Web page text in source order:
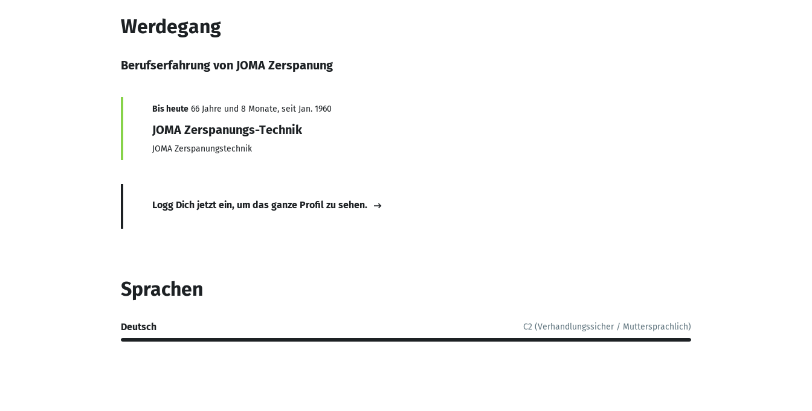
Werdegang
Berufserfahrung von JOMA Zerspanung
Bis heute 66 Jahre und 8 Monate, seit Jan. 1960
JOMA Zerspanungs-Technik
JOMA Zerspanungstechnik
Logg Dich jetzt ein, um das ganze Profil zu sehen.
Sprachen
Deutsch C2 (Verhandlungssicher / Muttersprachlich)